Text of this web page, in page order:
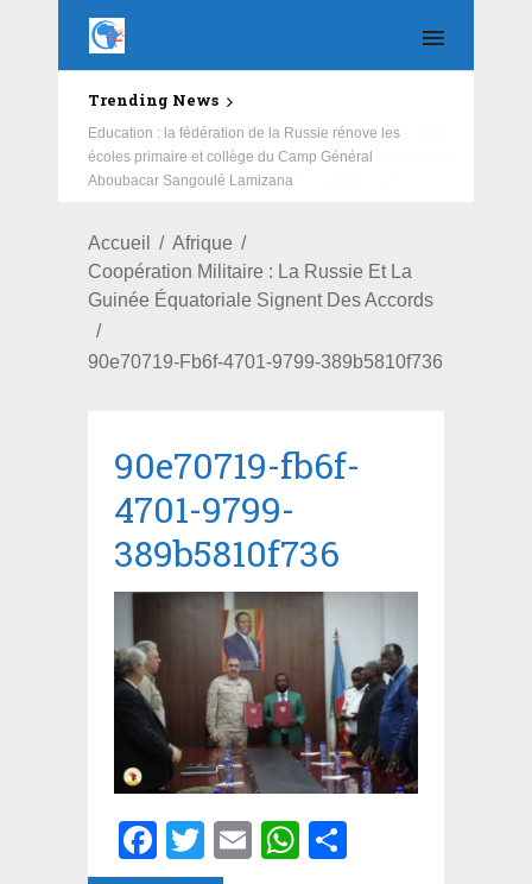
Trending News
Education : la fédération de la Russie rénove les
écoles primaire et collège du Camp Général
Aboubacar Sangoulé Lamizana
Accueil
Afrique
Coopération Militaire : La Russie Et La
Guinée Équatoriale Signent Des Accords
90e70719-Fb6f-4701-9799-389b5810f736
90e70719-fb6f-
4701-9799-
389b5810f736
Facebook
Twitter
EmailWhatsApp